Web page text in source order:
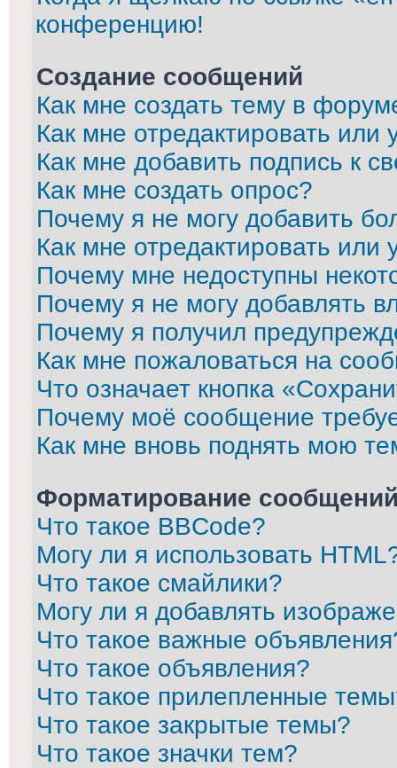
конференцию!
Создание сообщений
Как мне создать тему в
Как мне отредактировать
Как мне добавить подпись к
Как мне создать опрос?
Почему я не могу добавить
Как мне отредактировать или
Почему мне недоступны
Почему я не могу добавлять
Почему я получил
Как мне пожаловаться на
Что означает кнопка
Почему моё сообщение
Как мне вновь поднять мою
Форматирование
Что такое BBCode?
Могу ли я использовать
Что такое смайлики?
Могу ли я добавлять
Что такое важные
Что такое объявления?
Что такое прилепленные
Что такое закрытые темы?
Что такое значки тем?